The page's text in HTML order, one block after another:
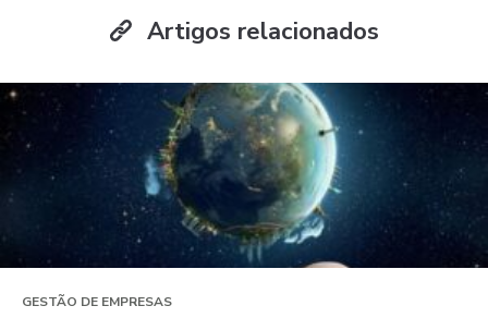
Artigos relacionados
GESTÃO DE EMPRESAS